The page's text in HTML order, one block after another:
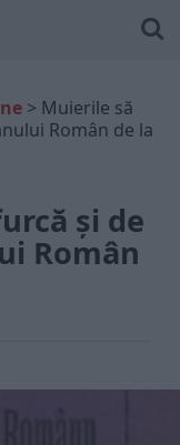
> Muierile să
Român de la
și de
Român